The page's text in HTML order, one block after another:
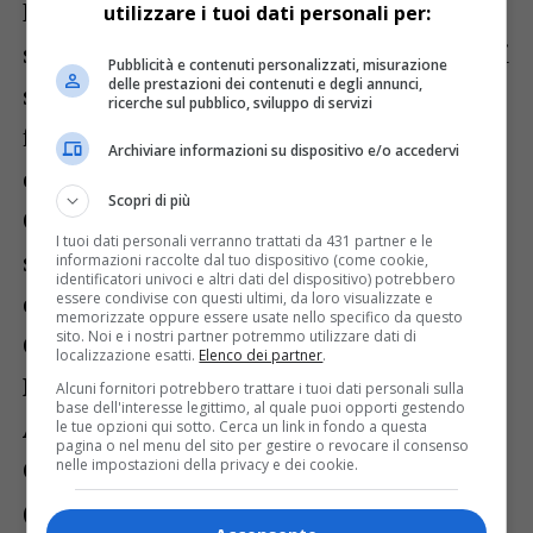
La ginnastica artistica femminileha
schierato34 atlete, con risultati eccellenti
sia a squadre sia a livello individuale. La
formazione Allieve LD Avanzato ha
conquistato il
Capula, Oleotto e Velasquez
squadra LB Avanzato Junior/Senior. Nei
concorsi individuali si distinguono
Ginevra Schiavon(argento LC Base),
Matilde Pascolini(quinta LD Base),
Amelia Sgobino(oro Allieve 2),Sofia
Gelsomino(argento),Elisabeth Morini
(argento),Aurora Dreossi(quarta LC
utilizzare i tuoi dati personali per:
Pubblicità e contenuti personalizzati, misurazione
delle prestazioni dei contenuti e degli annunci,
ricerche sul pubblico, sviluppo di servizi
Archiviare informazioni su dispositivo e/o accedervi
Scopri di più
I tuoi dati personali verranno trattati da 431 partner e le
informazioni raccolte dal tuo dispositivo (come cookie,
identificatori univoci e altri dati del dispositivo) potrebbero
essere condivise con questi ultimi, da loro visualizzate e
memorizzate oppure essere usate nello specifico da questo
sito. Noi e i nostri partner potremmo utilizzare dati di
localizzazione esatti. Elenco dei partner.
Alcuni fornitori potrebbero trattare i tuoi dati personali sulla
base dell'interesse legittimo, al quale puoi opporti gestendo
le tue opzioni qui sotto. Cerca un link in fondo a questa
pagina o nel menu del sito per gestire o revocare il consenso
nelle impostazioni della privacy e dei cookie.